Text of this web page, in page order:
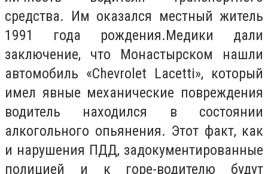
средства. Им оказался местный житель
1991 года рождения.Медики дали
заключение, что Монастырском нашли
автомобиль «Chevrolet Lacetti», который
имел явные механические повреждения
водитель находился в состоянии
алкогольного опьянения. Этот факт, как
и нарушения ПДД, задокументированные
полицией и к горе-водителю будут